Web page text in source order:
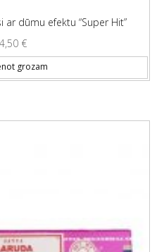
ar dūmu efektu “Super Hit”
4,50 €
grozam